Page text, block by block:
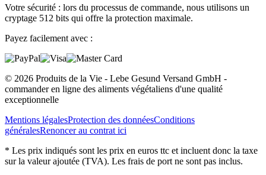
Votre sécurité : lors du processus de commande, nous utilisons un
cryptage 512 bits qui offre la protection maximale.
Payez facilement avec :
© 2026 Produits de la Vie - Lebe Gesund Versand GmbH -
commander en ligne des aliments végétaliens d'une qualité
exceptionnelle
Mentions légalesProtection des donnéesConditions
généralesRenoncer au contrat ici
* Les prix indiqués sont les prix en euros ttc et incluent donc la taxe
sur la valeur ajoutée (TVA). Les frais de port ne sont pas inclus.